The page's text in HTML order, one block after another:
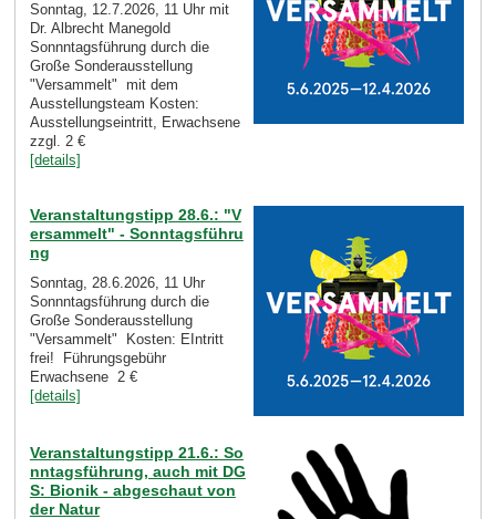
Sonntag, 12.7.2026, 11 Uhr mit
Dr. Albrecht Manegold
Sonnntagsführung durch die
Große Sonderausstellung
"Versammelt" mit dem
Ausstellungsteam Kosten:
Ausstellungseintritt, Erwachsene
zzgl. 2 €
[details]
Veranstaltungstipp 28.6.: "V
ersammelt" - Sonntagsführu
ng
Sonntag, 28.6.2026, 11 Uhr
Sonnntagsführung durch die
Große Sonderausstellung
"Versammelt" Kosten: EIntritt
frei! Führungsgebühr
Erwachsene 2 €
[details]
Veranstaltungstipp 21.6.: So
nntagsführung, auch mit DG
S: Bionik - abgeschaut von
der Natur